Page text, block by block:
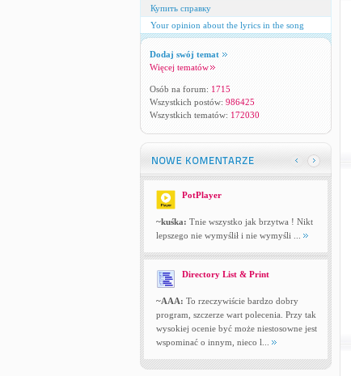
Купить справку
Your opinion about the lyrics in the song
Dodaj swój temat
Więcej tematów
Osób na forum: 1715
Wszystkich postów: 986425
Wszystkich tematów: 172030
PotPlayer
~kuśka: Tnie wszystko jak brzytwa ! Nikt
lepszego nie wymyślił i nie wymyśli ...
Directory List & Print
~AAA: To rzeczywiście bardzo dobry
program, szczerze wart polecenia. Przy tak
wysokiej ocenie być może niestosowne jest
wspominać o innym, nieco l...